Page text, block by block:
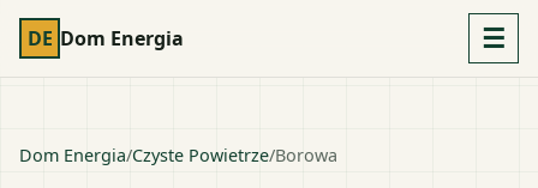
DE Dom Energia ☰
Dom Energia/Czyste Powietrze/Borowa